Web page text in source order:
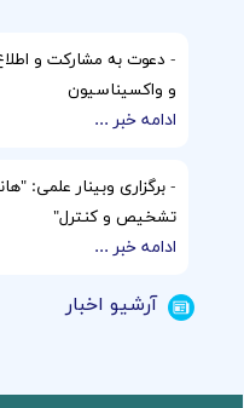
- دعوت به مشارکت و
و واکسیناسیون
ادامه خبر ...
- برگزاری وبینار علمی:
تشخیص و کنترل"
ادامه خبر ...
آرشیو اخبار